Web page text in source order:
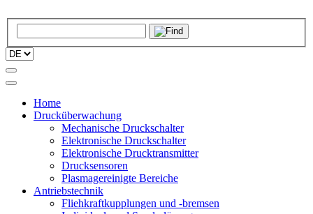
Home
Drucküberwachung
Mechanische Druckschalter
Elektronische Druckschalter
Elektronische Drucktransmitter
Drucksensoren
Plasmagereinigte Bereiche
Antriebstechnik
Fliehkraftkupplungen und -bremsen